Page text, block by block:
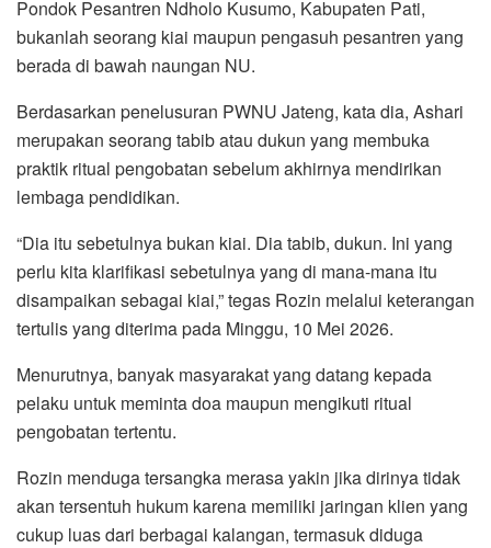
Pondok Pesantren Ndholo Kusumo, Kabupaten Pati,
bukanlah seorang kiai maupun pengasuh pesantren yang
berada di bawah naungan NU.
Berdasarkan penelusuran PWNU Jateng, kata dia, Ashari
merupakan seorang tabib atau dukun yang membuka
praktik ritual pengobatan sebelum akhirnya mendirikan
lembaga pendidikan.
“Dia itu sebetulnya bukan kiai. Dia tabib, dukun. Ini yang
perlu kita klarifikasi sebetulnya yang di mana-mana itu
disampaikan sebagai kiai,” tegas Rozin melalui keterangan
tertulis yang diterima pada Minggu, 10 Mei 2026.
Menurutnya, banyak masyarakat yang datang kepada
pelaku untuk meminta doa maupun mengikuti ritual
pengobatan tertentu.
Rozin menduga tersangka merasa yakin jika dirinya tidak
akan tersentuh hukum karena memiliki jaringan klien yang
cukup luas dari berbagai kalangan, termasuk diduga